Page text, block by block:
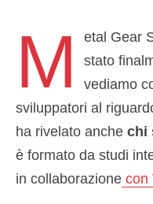
M
etal Gear
stato
vediamo
sviluppatori al
ha rivelato anche chi
è formato da studi
in collaborazione con